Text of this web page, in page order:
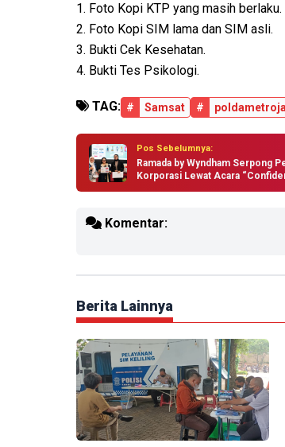
1. Foto Kopi KTP yang masih berlaku.
2. Foto Kopi SIM lama dan SIM asli.
3. Bukti Cek Kesehatan.
4. Bukti Tes Psikologi.
TAG: # Samsat #
Pos Sebelumnya:
Ramada by Wyndham Serpong
Korporasi Lewat Acara
Komentar:
Berita Lainnya